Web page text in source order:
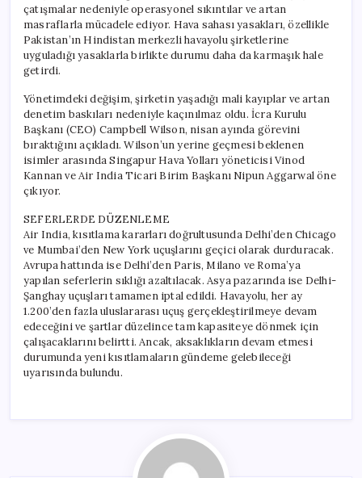
çatışmalar nedeniyle operasyonel sıkıntılar ve artan
masraflarla mücadele ediyor. Hava sahası yasakları, özellikle
Pakistan’ın Hindistan merkezli havayolu şirketlerine
uyguladığı yasaklarla birlikte durumu daha da karmaşık hale
getirdi.
Yönetimdeki değişim, şirketin yaşadığı mali kayıplar ve artan
denetim baskıları nedeniyle kaçınılmaz oldu. İcra Kurulu
Başkanı (CEO) Campbell Wilson, nisan ayında görevini
bıraktığını açıkladı. Wilson’un yerine geçmesi beklenen
isimler arasında Singapur Hava Yolları yöneticisi Vinod
Kannan ve Air India Ticari Birim Başkanı Nipun Aggarwal öne
çıkıyor.
SEFERLERDE DÜZENLEME
Air India, kısıtlama kararları doğrultusunda Delhi’den Chicago
ve Mumbai’den New York uçuşlarını geçici olarak durduracak.
Avrupa hattında ise Delhi’den Paris, Milano ve Roma’ya
yapılan seferlerin sıklığı azaltılacak. Asya pazarında ise Delhi-
Şanghay uçuşları tamamen iptal edildi. Havayolu, her ay
1.200’den fazla uluslararası uçuş gerçekleştirilmeye devam
edeceğini ve şartlar düzelince tam kapasiteye dönmek için
çalışacaklarını belirtti. Ancak, aksaklıkların devam etmesi
durumunda yeni kısıtlamaların gündeme gelebileceği
uyarısında bulundu.